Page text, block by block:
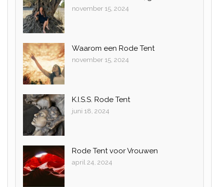
november 15, 2024
Waarom een Rode Tent
november 15, 2024
K.I.S.S. Rode Tent
juni 18, 2024
Rode Tent voor Vrouwen
april 24, 2024